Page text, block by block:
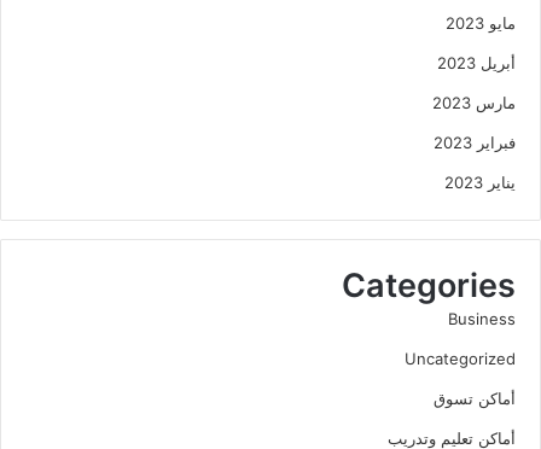
مايو 2023
أبريل 2023
مارس 2023
فبراير 2023
يناير 2023
Categories
Business
Uncategorized
أماكن تسوق
أماكن تعليم وتدريب